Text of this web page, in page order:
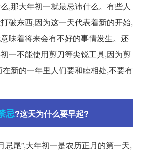
,那大年初一就最忌讳什么。有些人
破东西,因为这一天代表着新的开始,
味着将来会有不好的事情发生。还
一不能使用剪刀等尖锐工具,因为剪
在新的一年里人们要和睦相处,不要有
忌?这天为什么要早起?
忌尾”,大年初一是农历正月的第一天,